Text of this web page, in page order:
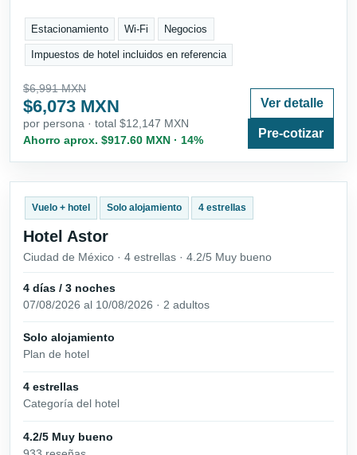
Estacionamiento Wi-Fi Negocios
Impuestos de hotel incluidos en referencia
$6,991 MXN
$6,073 MXN
por persona · total $12,147 MXN
Ahorro aprox. $917.60 MXN · 14%
Ver detalle
Pre-cotizar
Vuelo + hotel Solo alojamiento 4 estrellas
Hotel Astor
Ciudad de México · 4 estrellas · 4.2/5 Muy bueno
4 días / 3 noches
07/08/2026 al 10/08/2026 · 2 adultos
Solo alojamiento
Plan de hotel
4 estrellas
Categoría del hotel
4.2/5 Muy bueno